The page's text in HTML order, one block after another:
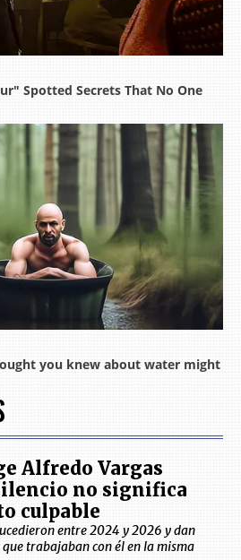
Alfredo Vargas
no significa
culpable
entre 2024 y 2026 y dan
trabajaban con él en la misma